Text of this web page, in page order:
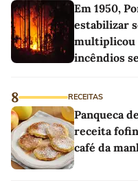
Em 1950,
estabilizar
multiplicou
incêndios
8 RECEITAS
Panqueca
receita
café da